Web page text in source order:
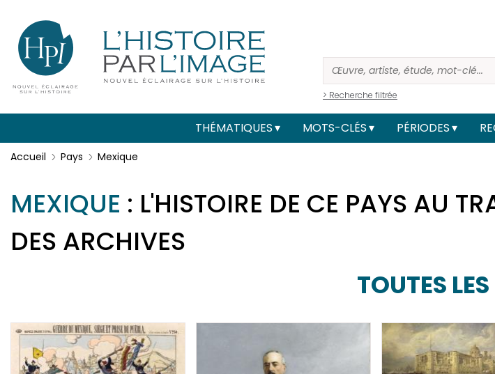
> Recherche filtrée
Menu
secondaire
(header)
Main
navigation
THÉMATIQUES MOTS-CLÉS PÉRIODES
Accueil Pays Mexique
MEXIQUE : L'HISTOIRE DE CE PAYS AU
DES ARCHIVES
TOUTES